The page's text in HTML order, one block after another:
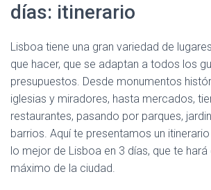
días: itinerario
Lisboa tiene una gran variedad de
que hacer, que se adaptan a todos los
presupuestos. Desde monumentos
iglesias y miradores, hasta mercados,
restaurantes, pasando por parques,
barrios. Aquí te presentamos un
lo mejor de Lisboa en 3 días, que te hará
máximo de la ciudad.